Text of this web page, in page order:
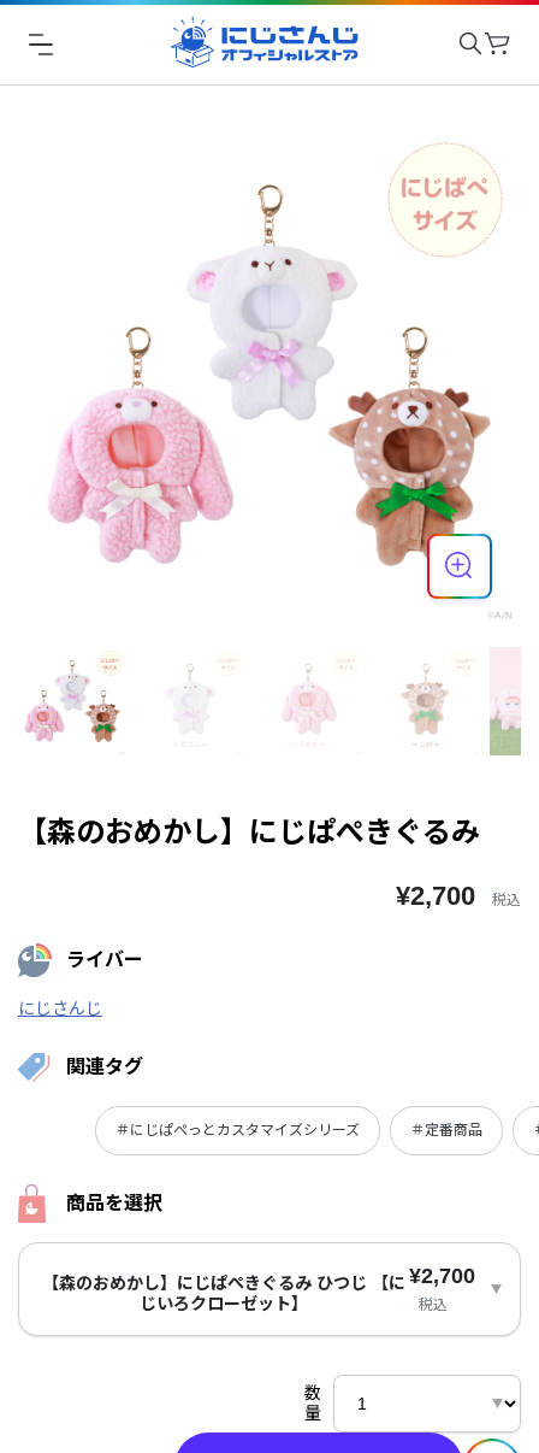
【森のおめかし】にじぱぺきぐるみ
¥2,700 税込
ライバー
にじさんじ
関連タグ
＃にじぱぺっとカスタマイズシリーズ ＃定番商品
商品を選択
【森のおめかし】にじぱぺきぐるみ ひつじ 【に
じいろクローゼット】
¥2,700
税込
数
量